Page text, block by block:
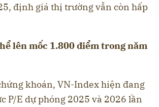
định giá thị trường vẫn còn hấp
lên mốc 1.800 điểm trong năm
khoán, VN-Index hiện đang
P/E dự phóng 2025 và 2026 lần